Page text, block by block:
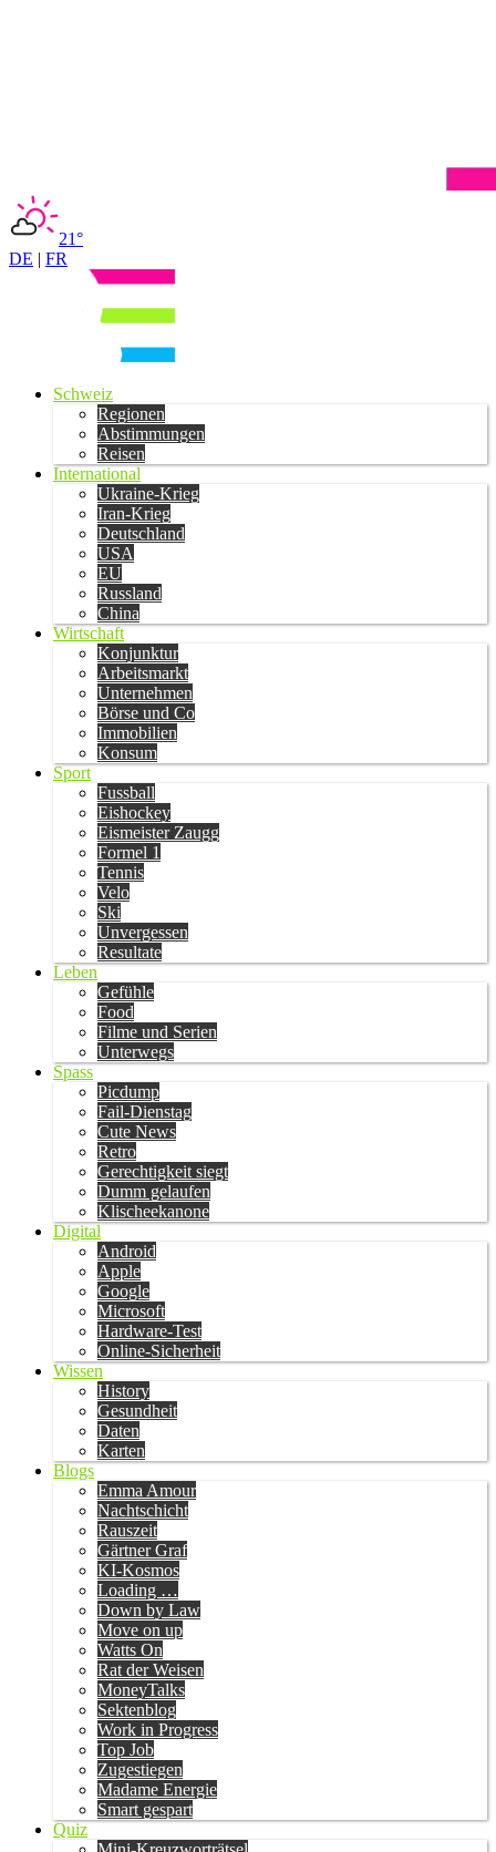
21°
DE | FR
Schweiz
Regionen
Abstimmungen
Reisen
International
Ukraine-Krieg
Iran-Krieg
Deutschland
USA
EU
Russland
China
Wirtschaft
Konjunktur
Arbeitsmarkt
Unternehmen
Börse und Co
Immobilien
Konsum
Sport
Fussball
Eishockey
Eismeister Zaugg
Formel 1
Tennis
Velo
Ski
Unvergessen
Resultate
Leben
Gefühle
Food
Filme und Serien
Unterwegs
Spass
Picdump
Fail-Dienstag
Cute News
Retro
Gerechtigkeit siegt
Dumm gelaufen
Klischeekanone
Digital
Android
Apple
Google
Microsoft
Hardware-Test
Online-Sicherheit
Wissen
History
Gesundheit
Daten
Karten
Blogs
Emma Amour
Nachtschicht
Rauszeit
Gärtner Graf
KI-Kosmos
Loading …
Down by Law
Move on up
Watts On
Rat der Weisen
MoneyTalks
Sektenblog
Work in Progress
Top Job
Zugestiegen
Madame Energie
Smart gespart
Quiz